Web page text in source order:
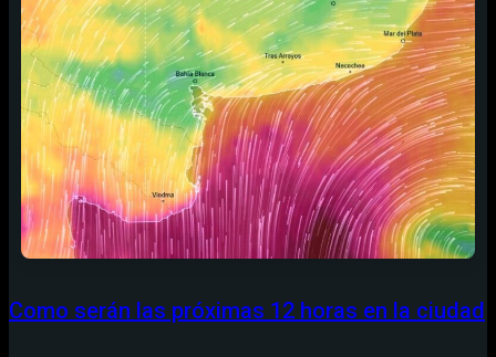
Como serán las próximas 12 horas en la ciudad